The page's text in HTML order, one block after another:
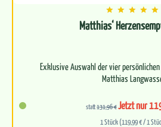
Matthias‘
Exklusive Auswahl der vier
Matthias
Kraftvolles Quartett
statt131,96 €Jetzt nur
1 Stück (119,99 € / 1